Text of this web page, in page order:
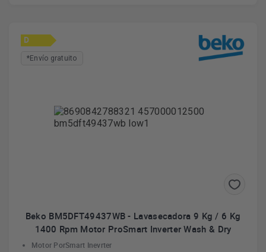
D
*Envío gratuito
Beko BM5DFT49437WB - Lavasecadora 9 Kg / 6 Kg
1400 Rpm Motor ProSmart Inverter Wash & Dry
Motor PorSmart Inevrter